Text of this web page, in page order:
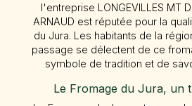
l'entreprise LONGEVILLES MT
ARNAUD est réputée pour la
du Jura. Les habitants de la
passage se délectent de ce
symbole de tradition et de
Le Fromage du Jura, un